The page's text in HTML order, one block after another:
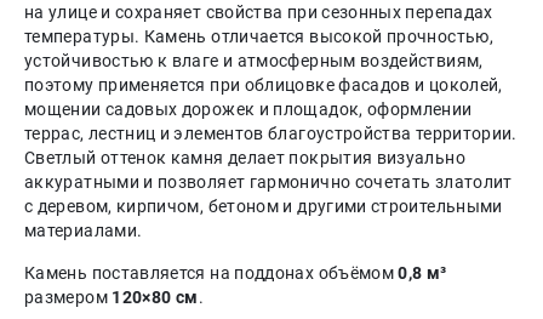
на улице и сохраняет свойства при сезонных перепадах
температуры. Камень отличается высокой прочностью,
устойчивостью к влаге и атмосферным воздействиям,
поэтому применяется при облицовке фасадов и цоколей,
мощении садовых дорожек и площадок, оформлении
террас, лестниц и элементов благоустройства территории.
Светлый оттенок камня делает покрытия визуально
аккуратными и позволяет гармонично сочетать златолит
с деревом, кирпичом, бетоном и другими строительными
материалами.
Камень поставляется на поддонах объёмом0,8 м³
размером 120×80 см.